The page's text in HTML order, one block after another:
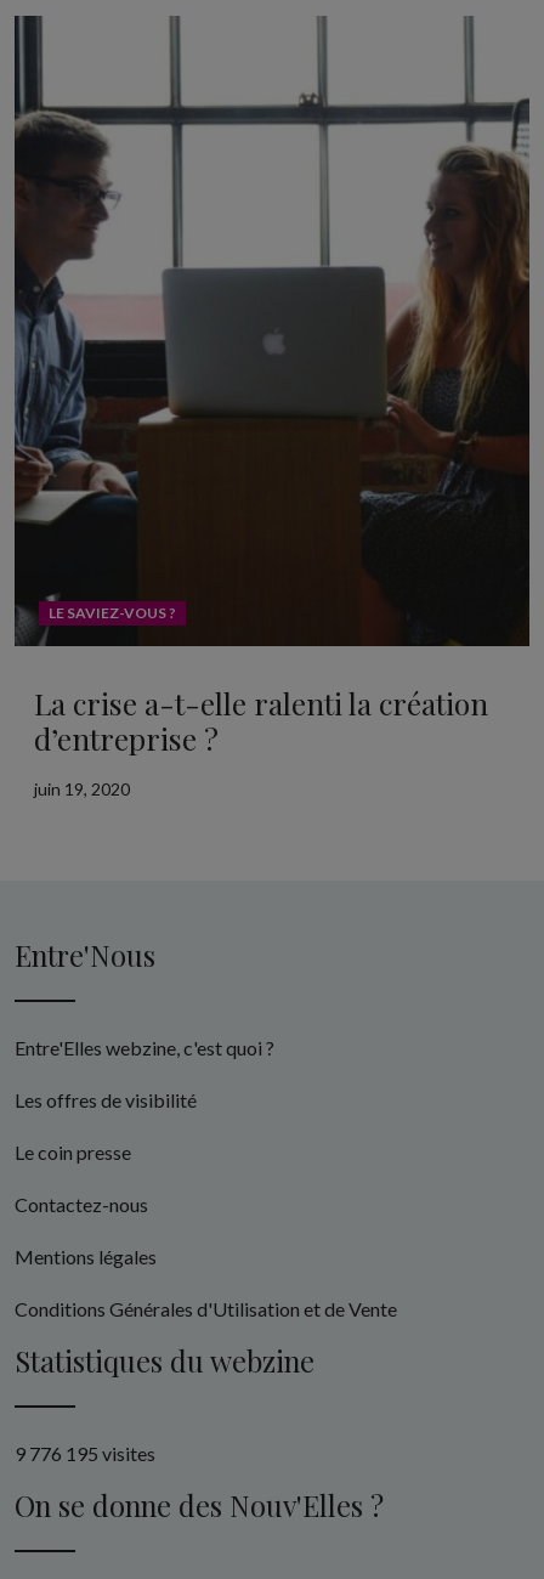
LE SAVIEZ-VOUS ?
La crise a-t-elle ralenti la création
d’entreprise ?
juin 19, 2020
Entre'Nous
Entre'Elles webzine, c'est quoi ?
Les offres de visibilité
Le coin presse
Contactez-nous
Mentions légales
Conditions Générales d'Utilisation et de Vente
Statistiques du webzine
9 776 195 visites
On se donne des Nouv'Elles ?